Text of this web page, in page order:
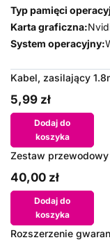
Typ pamięci
Karta graficzna:
System operacyjny:
Kabel, zasilający
5,99 zł
Dodaj do
koszyka
Zestaw
40,00 zł
Dodaj do
koszyka
Rozszerzenie